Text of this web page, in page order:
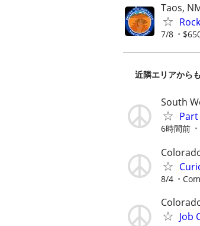
Taos,
7/8
近隣エリアから
South
6時間前
8/4
Job